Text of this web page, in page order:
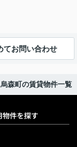
てお問い合わせ
烏森町の賃貸物件一覧
物件を探す